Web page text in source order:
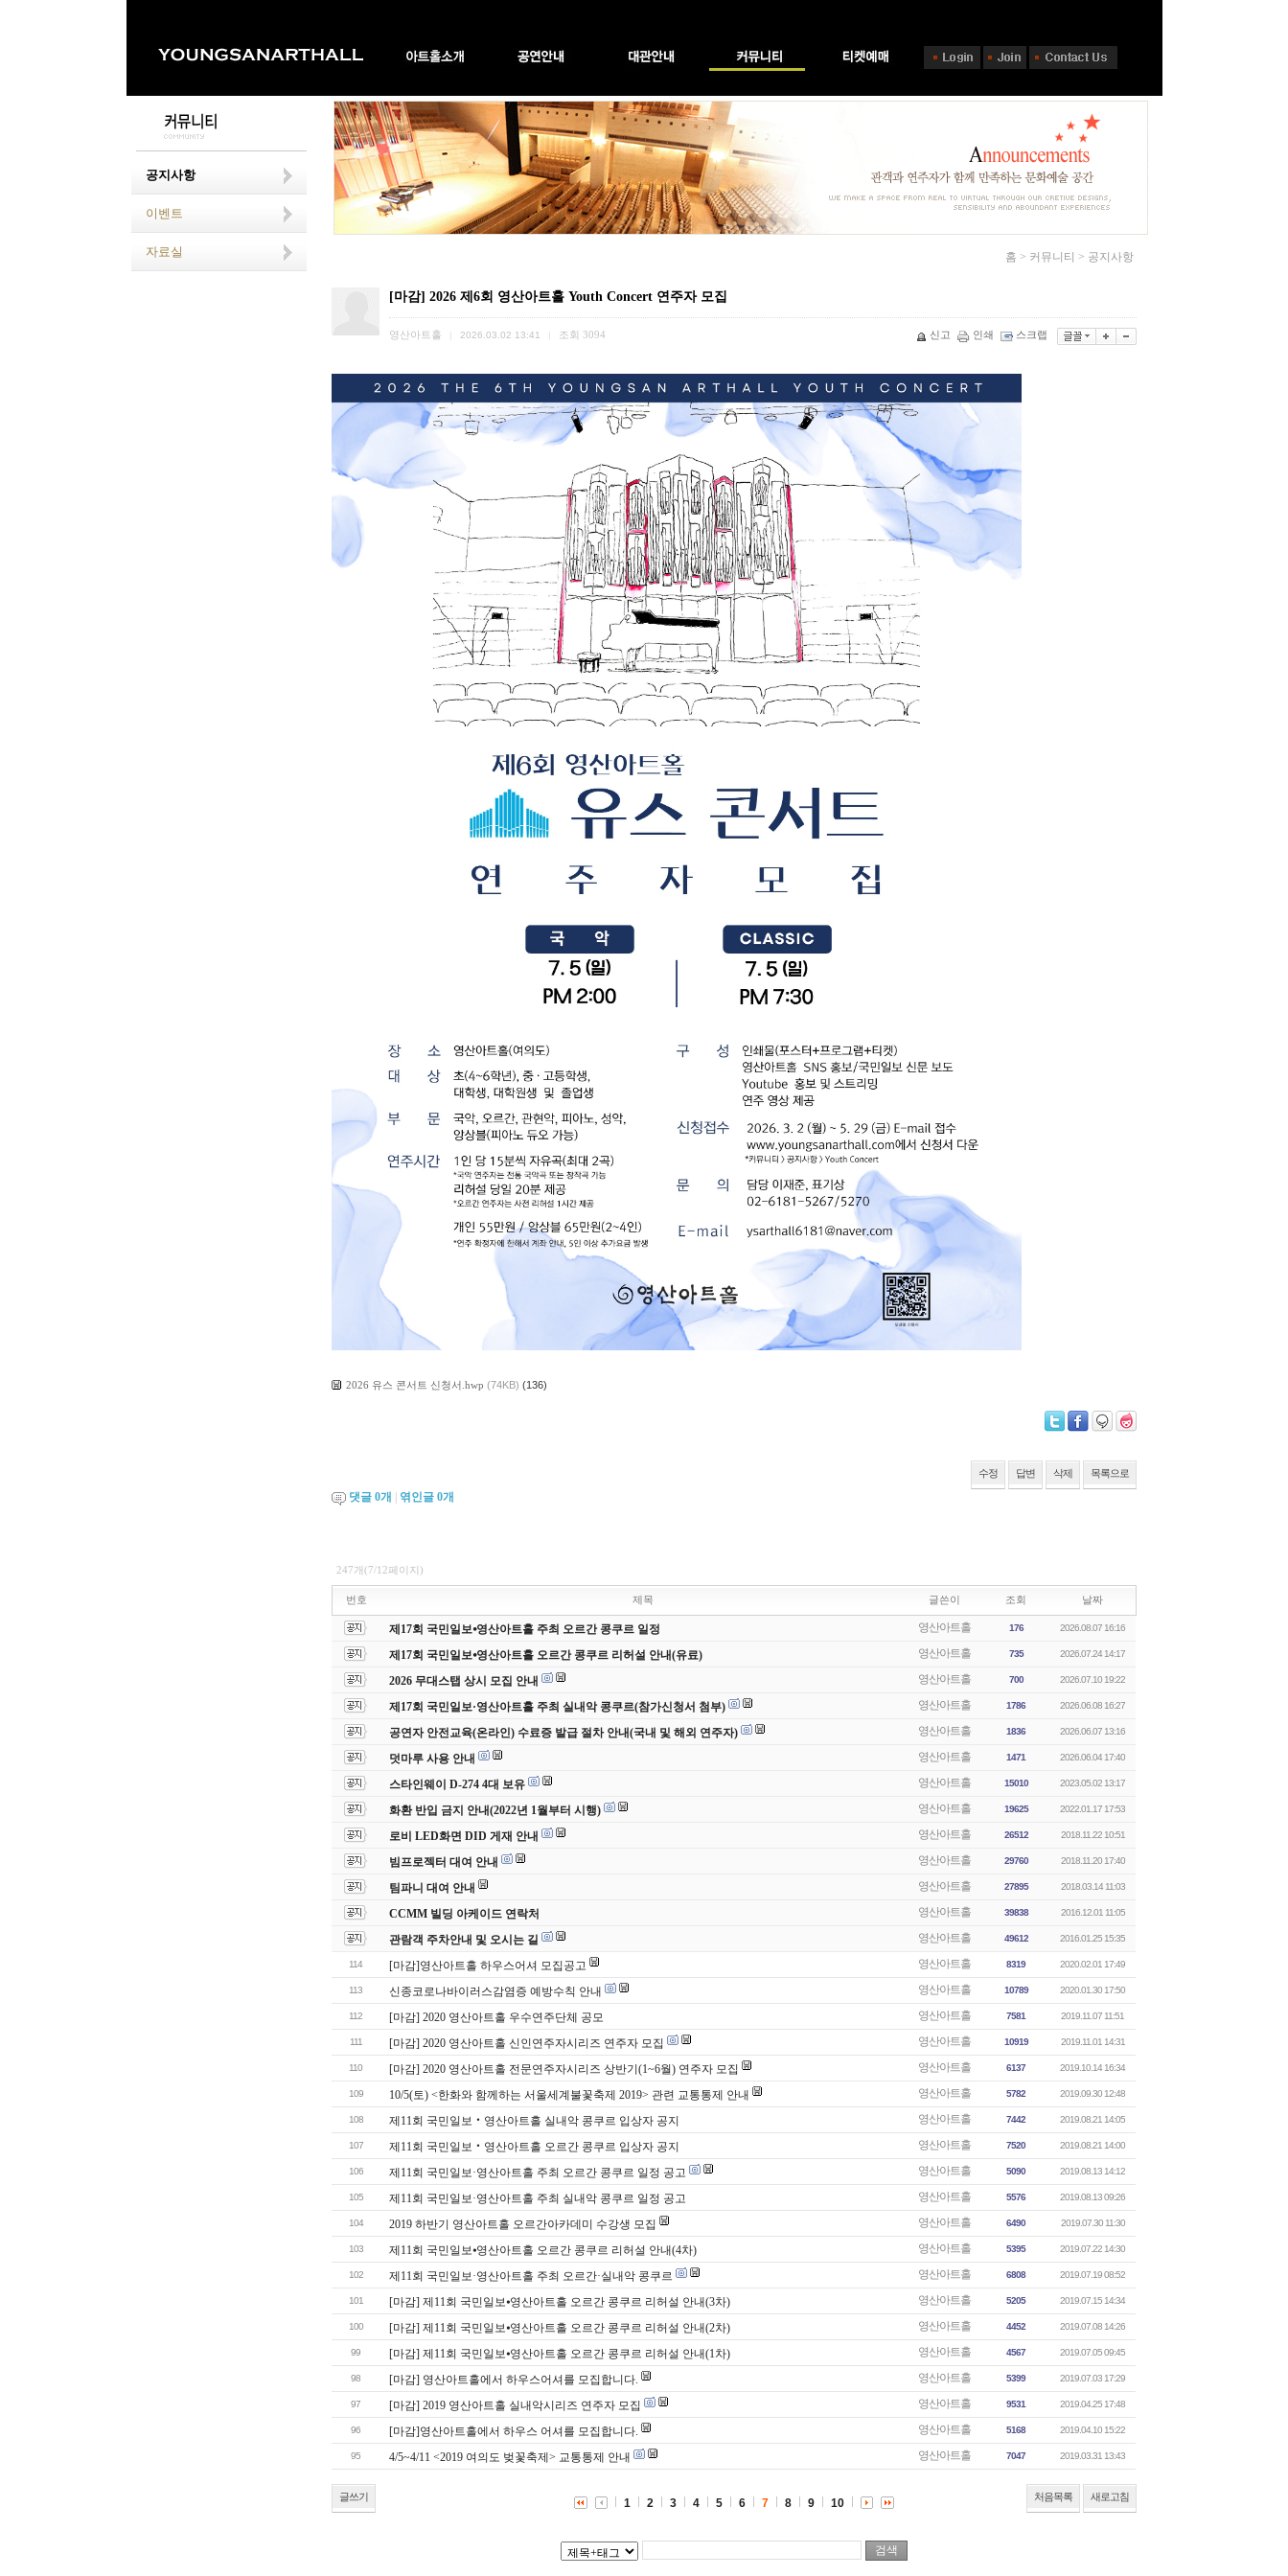
공지사항
이벤트
자료실 홈 > 커뮤니티 > 공지사항
[마감] 2026 제6회 영산아트홀 Youth Concert 연주자 모집
영산아트홀 2026.03.02 13:41 조회 3094 신고 인쇄 스크랩
2026 유스 콘서트 신청서.hwp (74KB) (136)
수정 답변 삭제 목록으로
댓글 0개 | 엮인글 0개
247개(7/12페이지)
번호 제목 글쓴이 조회 날짜
제17회 국민일보⦁영산아트홀 주최 오르간 콩쿠르 일정 영산아트홀 176 2026.08.07 16:16
제17회 국민일보⦁영산아트홀 오르간 콩쿠르 리허설 안내(유료) 영산아트홀 735 2026.07.24 14:17
2026 무대스탭 상시 모집 안내 영산아트홀 700 2026.07.10 19:22
제17회 국민일보·영산아트홀 주최 실내악 콩쿠르(참가신청서 첨부) 영산아트홀 1786 2026.06.08 16:27
공연자 안전교육(온라인) 수료증 발급 절차 안내(국내 및 해외 연주자) 영산아트홀 1836 2026.06.07 13:16
덧마루 사용 안내 영산아트홀 1471 2026.06.04 17:40
스타인웨이 D-274 4대 보유 영산아트홀 15010 2023.05.02 13:17
화환 반입 금지 안내(2022년 1월부터 시행) 영산아트홀 19625 2022.01.17 17:53
로비 LED화면 DID 게재 안내 영산아트홀 26512 2018.11.22 10:51
빔프로젝터 대여 안내 영산아트홀 29760 2018.11.20 17:40
팀파니 대여 안내 영산아트홀 27895 2018.03.14 11:03
CCMM 빌딩 아케이드 연락처 영산아트홀 39838 2016.12.01 11:05
관람객 주차안내 및 오시는 길 영산아트홀 49612 2016.01.25 15:35
114 [마감]영산아트홀 하우스어셔 모집공고 영산아트홀 8319 2020.02.01 17:49
113 신종코로나바이러스감염증 예방수칙 안내 영산아트홀 10789 2020.01.30 17:50
112 [마감] 2020 영산아트홀 우수연주단체 공모 영산아트홀 7581 2019.11.07 11:51
111 [마감] 2020 영산아트홀 신인연주자시리즈 연주자 모집 영산아트홀 10919 2019.11.01 14:31
110 [마감] 2020 영산아트홀 전문연주자시리즈 상반기(1~6월) 연주자 모집 영산아트홀 6137 2019.10.14 16:34
109 10/5(토) <한화와 함께하는 서울세계불꽃축제 2019> 관련 교통통제 안내 영산아트홀 5782 2019.09.30 12:48
108 제11회 국민일보‧영산아트홀 실내악 콩쿠르 입상자 공지 영산아트홀 7442 2019.08.21 14:05
107 제11회 국민일보‧영산아트홀 오르간 콩쿠르 입상자 공지 영산아트홀 7520 2019.08.21 14:00
106 제11회 국민일보·영산아트홀 주최 오르간 콩쿠르 일정 공고 영산아트홀 5090 2019.08.13 14:12
105 제11회 국민일보·영산아트홀 주최 실내악 콩쿠르 일정 공고 영산아트홀 5576 2019.08.13 09:26
104 2019 하반기 영산아트홀 오르간아카데미 수강생 모집 영산아트홀 6490 2019.07.30 11:30
103 제11회 국민일보⦁영산아트홀 오르간 콩쿠르 리허설 안내(4차) 영산아트홀 5395 2019.07.22 14:30
102 제11회 국민일보·영산아트홀 주최 오르간·실내악 콩쿠르 영산아트홀 6808 2019.07.19 08:52
101 [마감] 제11회 국민일보⦁영산아트홀 오르간 콩쿠르 리허설 안내(3차) 영산아트홀 5205 2019.07.15 14:34
100 [마감] 제11회 국민일보⦁영산아트홀 오르간 콩쿠르 리허설 안내(2차) 영산아트홀 4452 2019.07.08 14:26
99 [마감] 제11회 국민일보⦁영산아트홀 오르간 콩쿠르 리허설 안내(1차) 영산아트홀 4567 2019.07.05 09:45
98 [마감] 영산아트홀에서 하우스어셔를 모집합니다. 영산아트홀 5399 2019.07.03 17:29
97 [마감] 2019 영산아트홀 실내악시리즈 연주자 모집 영산아트홀 9531 2019.04.25 17:48
96 [마감]영산아트홀에서 하우스 어셔를 모집합니다. 영산아트홀 5168 2019.04.10 15:22
95 4/5~4/11 <2019 여의도 벚꽃축제> 교통통제 안내 영산아트홀 7047 2019.03.31 13:43
글쓰기 처음목록 새로고침
1 2 3 4 5 6 7 8 9 10